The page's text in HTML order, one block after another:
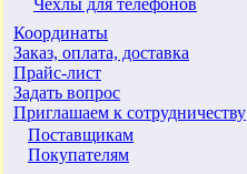
Чехлы для телефонов
Координаты
Заказ, оплата, доставка
Прайс-лист
Задать вопрос
Приглашаем к сотрудничеству
Поставщикам
Покупателям